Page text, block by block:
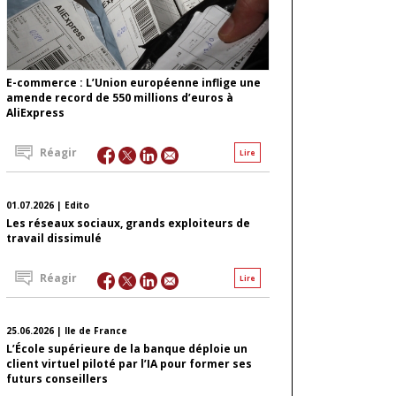
E-commerce : L’Union européenne inflige une
amende record de 550 millions d’euros à
AliExpress
Lire
Réagir
01.07.2026 | Edito
Les réseaux sociaux, grands exploiteurs de
travail dissimulé
Lire
Réagir
25.06.2026 | Ile de France
L’École supérieure de la banque déploie un
client virtuel piloté par l’IA pour former ses
futurs conseillers